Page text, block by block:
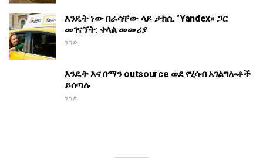
እንዴት ነው በራሳቸው ላይ ታክሲ "Yandex» ጋር
መገናኘት: ቀላል መመሪያ
ንግድ
እንዴት እና በማን outsource ወደ የሂሳብ አገልግሎቶች
ይሰጣሉ
ንግድ